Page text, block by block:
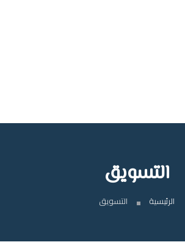
التسويق
الرئيسية التسويق